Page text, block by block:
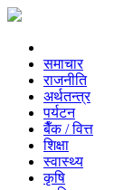
समाचार
राजनीति
अर्थतन्त्र
पर्यटन
बैँक / वित्त
शिक्षा
स्वास्थ्य
कृषि